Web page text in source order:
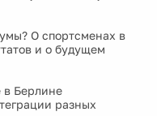
О спортсменах в
и о будущем
Берлине
разных